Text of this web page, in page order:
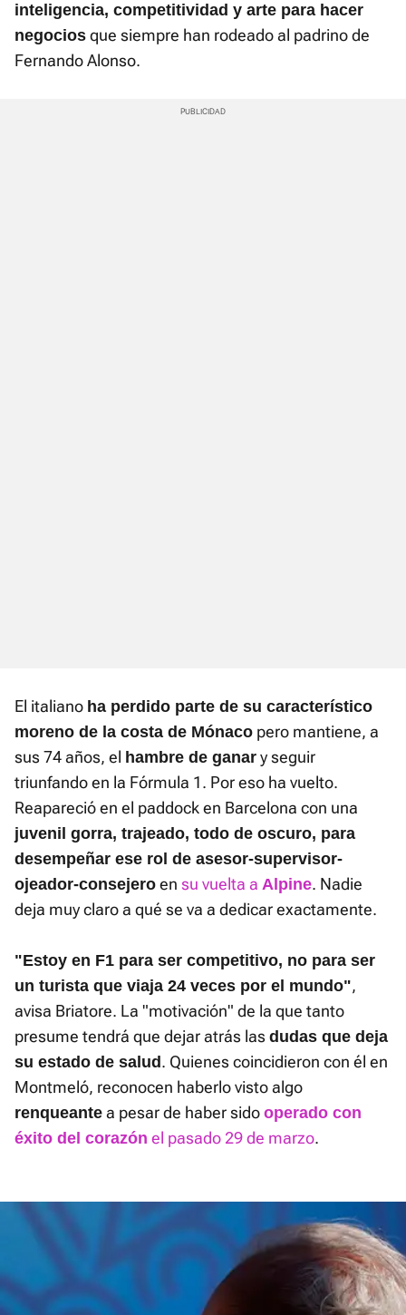
inteligencia, competitividad y arte para hacer
negocios que siempre han rodeado al padrino de
Fernando Alonso.
El italiano ha perdido parte de su característico
moreno de la costa de Mónaco pero mantiene, a
sus 74 años, el hambre de ganar y seguir
triunfando en la Fórmula 1. Por eso ha vuelto.
Reapareció en el paddock en Barcelona con una
juvenil gorra, trajeado, todo de oscuro, para
desempeñar ese rol de asesor-supervisor-
ojeador-consejero en su vuelta a Alpine. Nadie
deja muy claro a qué se va a dedicar exactamente.
"Estoy en F1 para ser competitivo, no para ser
un turista que viaja 24 veces por el mundo",
avisa Briatore. La "motivación" de la que tanto
presume tendrá que dejar atrás las dudas que deja
su estado de salud . Quienes coincidieron con él en
Montmeló, reconocen haberlo visto algo
renqueante a pesar de haber sido operado con
éxito del corazón el pasado 29 de marzo.